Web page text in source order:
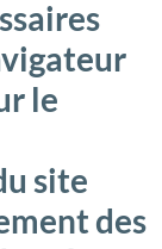
le
site
des